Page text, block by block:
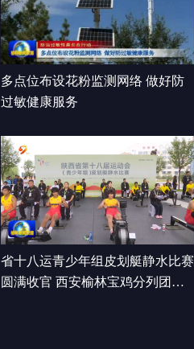
多点位布设花粉监测网络 做好防
过敏健康服务
省十八运青少年组皮划艇静水比赛
圆满收官 西安榆林宝鸡分列团体